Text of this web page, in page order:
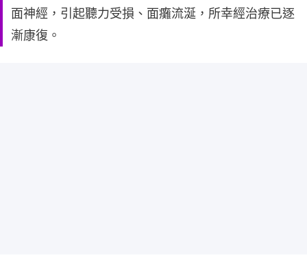
面神經，引起聽力受損、面癱流涎，所幸經治療已逐
漸康復。